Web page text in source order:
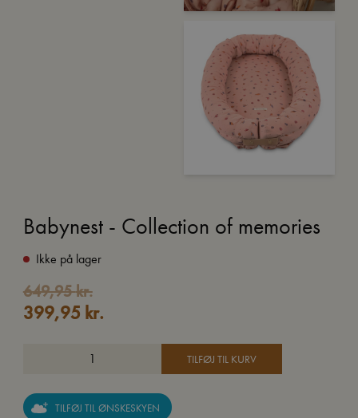
Babynest - Collection of memories
Ikke på lager
649,95kr.
Den
oprindelige
399,95 kr.
Den
aktuelle
TILFØJ TIL KURV
TILFØJ TIL ØNSKESKYEN